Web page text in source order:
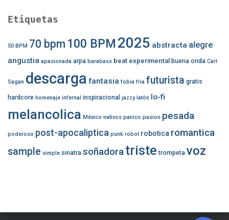
Etiquetas
50 BPM 70 bpm 100 BPM 2025 abstracta alegre
angustia apasionada arpa barabass beat experimental buena onda Carl
Sagan descarga fantasia fobia fria futurista gratis
hardcore homenaje infernal inspiracional jazzy latón lo-fi
melancolica México nativos panico pasion pesada
poderoso post-apocaliptica punk robot robotica romantica
sample simple sinatra soñadoratriste trompeta voz